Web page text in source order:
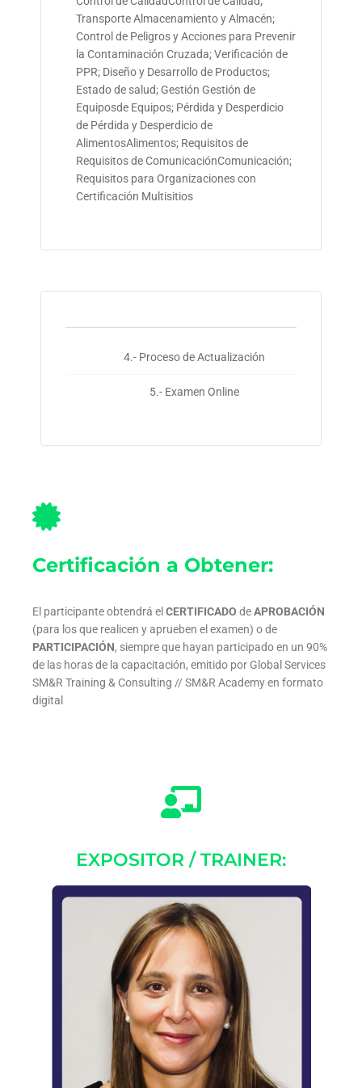
Transporte Almacenamiento y Almacén;
Control de Peligros y Acciones para Prevenir
la Contaminación Cruzada; Verificación de
PPR; Diseño y Desarrollo de Productos;
Estado de salud; Gestión Gestión de
Equiposde Equipos; Pérdida y Desperdicio
de Pérdida y Desperdicio de
AlimentosAlimentos; Requisitos de
Requisitos de ComunicaciónComunicación;
Requisitos para Organizaciones con
Certificación Multisitios
4.- Proceso de Actualización
5.- Examen Online
Certificación a Obtener:
El participante obtendrá el CERTIFICADO deAPROBACIÓN
(para los que realicen y aprueben el examen) o de
PARTICIPACIÓN, siempre que hayan participado en un 90%
de las horas de la capacitación, emitido por Global Services
SM&R Training & Consulting // SM&R Academy en formato
digital
EXPOSITOR / TRAINER: